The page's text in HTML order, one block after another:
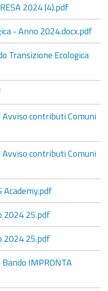
2024 (4).pdf
- Anno 2024.docx.pdf
Transizione Ecologica
contributi Comuni
contributi Comuni
Academy.pdf
2024 25.pdf
2024 25.pdf
IMPRONTA